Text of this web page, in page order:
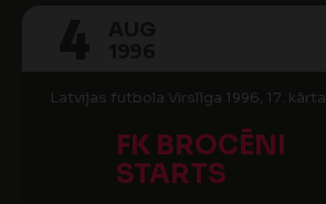
Latvijas futbola Virslīga 1996, 17. kārta
FK BROCĒNI
STARTS